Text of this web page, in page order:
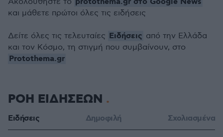
και μάθετε πρώτοι όλες τις ειδήσεις
Δείτε όλες τις τελευταίες Ειδήσεις από την Ελλάδα
και τον Κόσμο, τη στιγμή που συμβαίνουν, στο
Protothema.gr
ΡΟΗ ΕΙΔΗΣΕΩΝ
Ειδήσεις Δημοφιλή Σχολιασμένα